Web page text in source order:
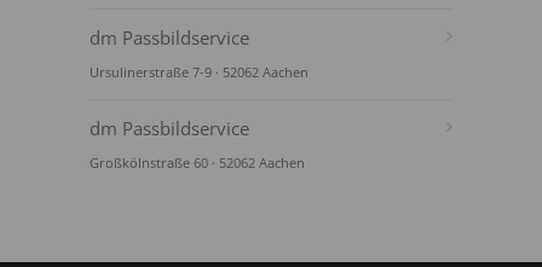
dm Passbildservice
Ursulinerstraße 7-9 · 52062 Aachen
dm Passbildservice
Großkölnstraße 60 · 52062 Aachen